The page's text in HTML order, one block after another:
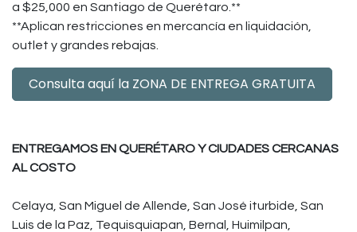
a $25,000 en Santiago de Querétaro.**
**Aplican restricciones en mercancía en liquidación,
outlet y grandes rebajas.
Consulta aquí la ZONA DE ENTREGA GRATUITA
ENTREGAMOS EN QUERÉTARO Y CIUDADES CERCANAS
AL COSTO
Celaya, San Miguel de Allende, San José iturbide, San
Luis de la Paz, Tequisquiapan, Bernal, Huimilpan,